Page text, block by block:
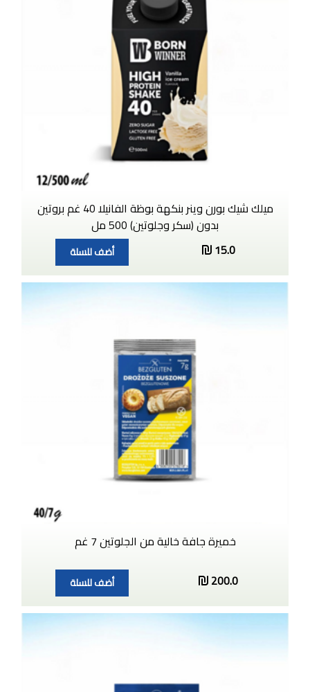
ميلك شيك بورن وينر بنكهة بوظة الفانيلا 40 غم بروتين
بدون (سكر وجلوتين) 500 مل
15.0
أضف للسلة
خميرة جافة خالية من الجلوتين 7 غم
200.0
أضف للسلة